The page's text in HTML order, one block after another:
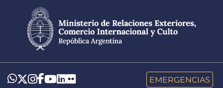
contenido
principal
Whatsapp
Twitter
Instagram
Facebook
YouTube
LinkedIn
Flickr EMERGENCIAS